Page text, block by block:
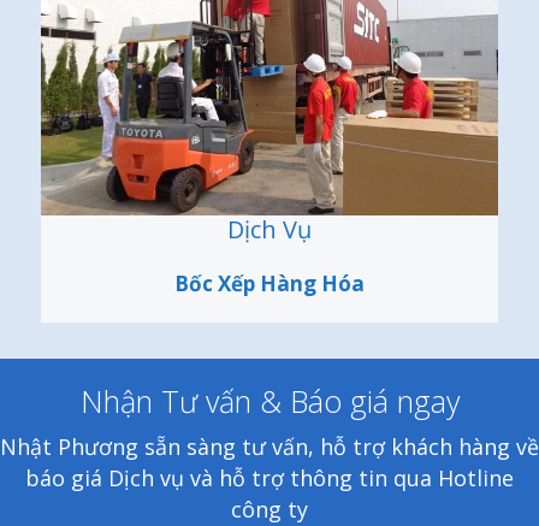
Dịch Vụ
Bốc Xếp Hàng Hóa
Nhận Tư vấn & Báo giá ngay
Nhật Phương sẵn sàng tư vấn, hỗ trợ khách hàng về
báo giá Dịch vụ và hỗ trợ thông tin qua Hotline
công ty